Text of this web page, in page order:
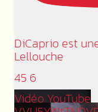
DiCaprio est
Lellouche
45 6
Vidéo YouTube